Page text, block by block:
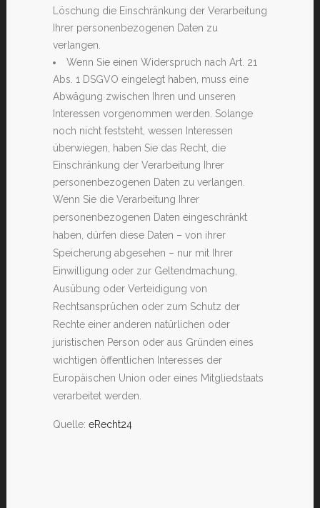
Löschung die Einschränkung der Verarbeitung
Ihrer personenbezogenen Daten zu
verlangen.
Wenn Sie einen Widerspruch nach Art. 21
Abs. 1 DSGVO eingelegt haben, muss eine
Abwägung zwischen Ihren und unseren
Interessen vorgenommen werden. Solange
noch nicht feststeht, wessen Interessen
überwiegen, haben Sie das Recht, die
Einschränkung der Verarbeitung Ihrer
personenbezogenen Daten zu verlangen.
Wenn Sie die Verarbeitung Ihrer
personenbezogenen Daten eingeschränkt
haben, dürfen diese Daten – von ihrer
Speicherung abgesehen – nur mit Ihrer
Einwilligung oder zur Geltendmachung,
Ausübung oder Verteidigung von
Rechtsansprüchen oder zum Schutz der
Rechte einer anderen natürlichen oder
juristischen Person oder aus Gründen eines
wichtigen öffentlichen Interesses der
Europäischen Union oder eines Mitgliedstaats
verarbeitet werden.
Quelle: eRecht24